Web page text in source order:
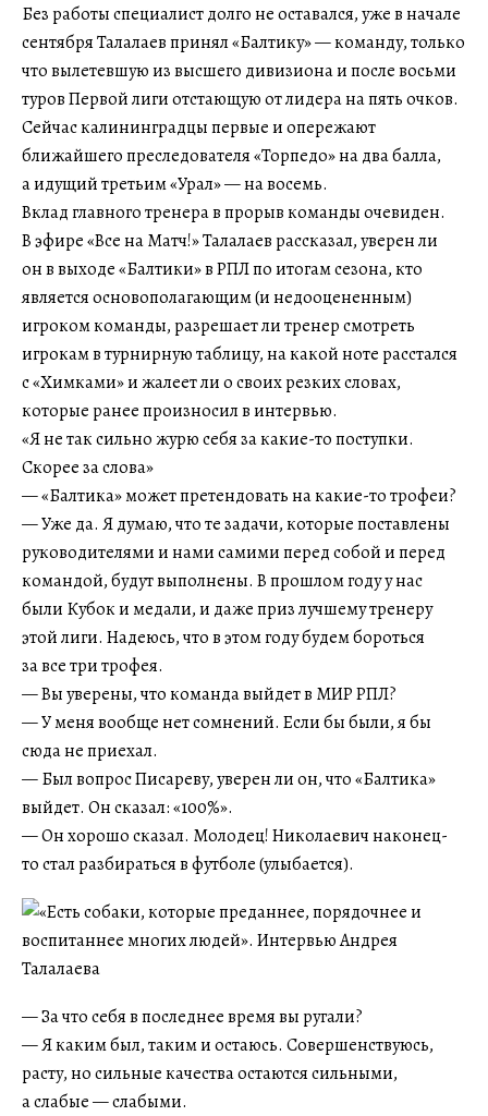
Без работы специалист долго не оставался, уже в начале
сентября Талалаев принял «Балтику» — команду, только
что вылетевшую из высшего дивизиона и после восьми
туров Первой лиги отстающую от лидера на пять очков.
Сейчас калининградцы первые и опережают
ближайшего преследователя «Торпедо» на два балла,
а идущий третьим «Урал» — на восемь.
Вклад главного тренера в прорыв команды очевиден.
В эфире «Все на Матч!» Талалаев рассказал, уверен ли
он в выходе «Балтики» в РПЛ по итогам сезона, кто
является основополагающим (и недооцененным)
игроком команды, разрешает ли тренер смотреть
игрокам в турнирную таблицу, на какой ноте расстался
с «Химками» и жалеет ли о своих резких словах,
которые ранее произносил в интервью.
«Я не так сильно журю себя за какие-то поступки.
Скорее за слова»
— «Балтика» может претендовать на какие-то трофеи?
— Уже да. Я думаю, что те задачи, которые поставлены
руководителями и нами самими перед собой и перед
командой, будут выполнены. В прошлом году у нас
были Кубок и медали, и даже приз лучшему тренеру
этой лиги. Надеюсь, что в этом году будем бороться
за все три трофея.
— Вы уверены, что команда выйдет в МИР РПЛ?
— У меня вообще нет сомнений. Если бы были, я бы
сюда не приехал.
— Был вопрос Писареву, уверен ли он, что «Балтика»
выйдет. Он сказал: «100%».
— Он хорошо сказал. Молодец! Николаевич наконец-
то стал разбираться в футболе (улыбается).
— За что себя в последнее время вы ругали?
— Я каким был, таким и остаюсь. Совершенствуюсь,
расту, но сильные качества остаются сильными,
а слабые — слабыми.